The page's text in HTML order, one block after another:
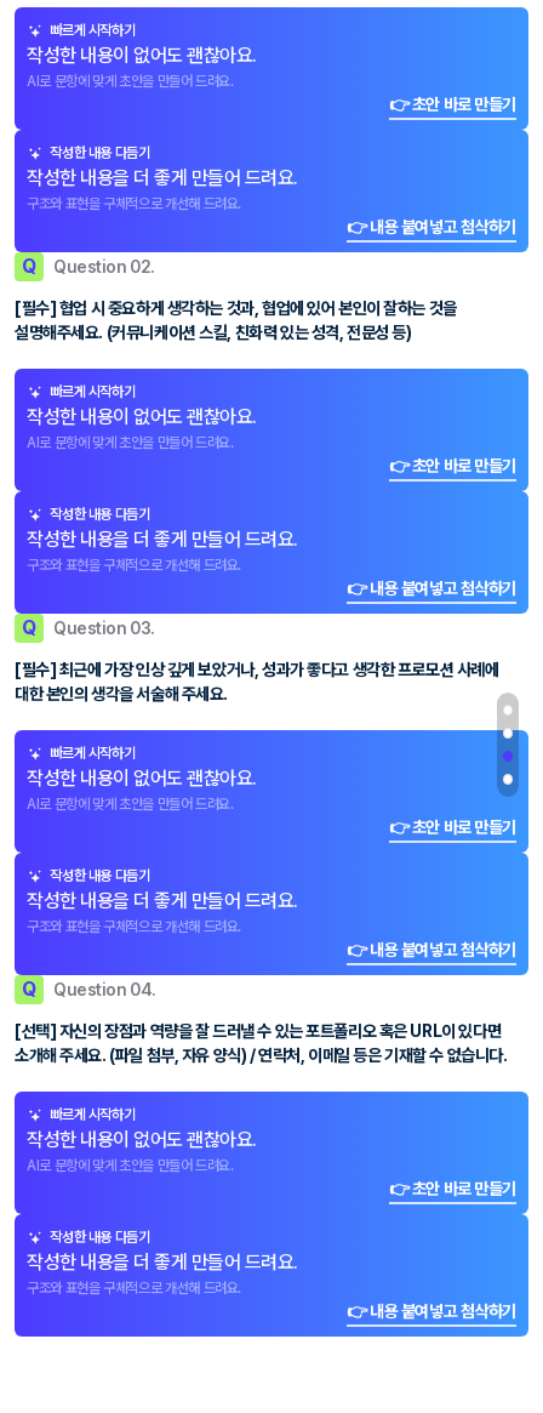
빠르게 시작하기
작성한 내용이 없어도 괜찮아요.
AI로 문항에 맞게 초안을 만들어 드려요.
👉 초안 바로 만들기
작성한 내용 다듬기
작성한 내용을 더 좋게 만들어 드려요.
구조와 표현을 구체적으로 개선해 드려요.
👉 내용 붙여넣고 첨삭하기
Q Question 02.
[필수] 협업 시 중요하게 생각하는 것과, 협업에 있어 본인이 잘하는 것을
설명해주세요. (커뮤니케이션 스킬, 친화력 있는 성격, 전문성 등)
빠르게 시작하기
작성한 내용이 없어도 괜찮아요.
AI로 문항에 맞게 초안을 만들어 드려요.
👉 초안 바로 만들기
작성한 내용 다듬기
작성한 내용을 더 좋게 만들어 드려요.
구조와 표현을 구체적으로 개선해 드려요.
👉 내용 붙여넣고 첨삭하기
Q Question 03.
[필수] 최근에 가장 인상 깊게 보았거나, 성과가 좋다고 생각한 프로모션 사례에
대한 본인의 생각을 서술해 주세요.
빠르게 시작하기
작성한 내용이 없어도 괜찮아요.
AI로 문항에 맞게 초안을 만들어 드려요.
👉 초안 바로 만들기
작성한 내용 다듬기
작성한 내용을 더 좋게 만들어 드려요.
구조와 표현을 구체적으로 개선해 드려요.
👉 내용 붙여넣고 첨삭하기
Q Question 04.
[선택] 자신의 장점과 역량을 잘 드러낼 수 있는 포트폴리오 혹은 URL이 있다면
소개해 주세요. (파일 첨부, 자유 양식) / 연락처, 이메일 등은 기재할 수 없습니다.
빠르게 시작하기
작성한 내용이 없어도 괜찮아요.
AI로 문항에 맞게 초안을 만들어 드려요.
👉 초안 바로 만들기
작성한 내용 다듬기
작성한 내용을 더 좋게 만들어 드려요.
구조와 표현을 구체적으로 개선해 드려요.
👉 내용 붙여넣고 첨삭하기